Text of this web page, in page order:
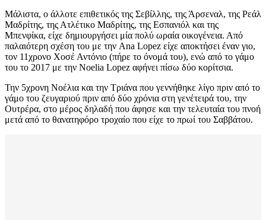
Μάλιστα, ο άλλοτε επιθετικός της Σεβίλλης, της Άρσεναλ, της Ρεάλ
Μαδρίτης, της Ατλέτικο Μαδρίτης, της Εσπανιόλ και της
Μπενφίκα, είχε δημιουργήσει μία πολύ ωραία οικογένεια. Από
παλαιότερη σχέση του με την Ana Lopez είχε αποκτήσει έναν γιο,
τον 11χρονο Χοσέ Αντόνιο (πήρε το όνομά του), ενώ από το γάμο
του το 2017 με την Noelia Lopez αφήνει πίσω δύο κορίτσια.
Την 5χρονη Νοέλια και την Τριάνα που γεννήθηκε λίγο πριν από το
γάμο του ζευγαριού πριν από δύο χρόνια στη γενέτειρά του, την
Ουτρέρα, στο μέρος δηλαδή που άφησε και την τελευταία του πνοή
μετά από το θανατηφόρο τροχαίο που είχε το πρωί του Σαββάτου.